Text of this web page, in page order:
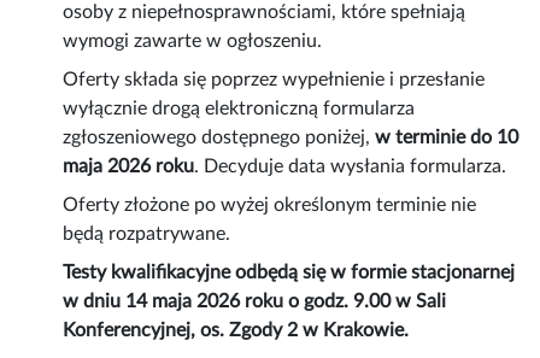
osoby z niepełnosprawnościami, które spełniają
wymogi zawarte w ogłoszeniu.
Oferty składa się poprzez wypełnienie i przesłanie
wyłącznie drogą elektroniczną formularza
zgłoszeniowego dostępnego poniżej,w terminie do 10
maja 2026 roku. Decyduje data wysłania formularza.
Oferty złożone po wyżej określonym terminie nie
będą rozpatrywane.
Testy kwalifikacyjne odbędą się w formie stacjonarnej
w dniu 14 maja 2026 roku o godz. 9.00 w Sali
Konferencyjnej, os. Zgody 2 w Krakowie.